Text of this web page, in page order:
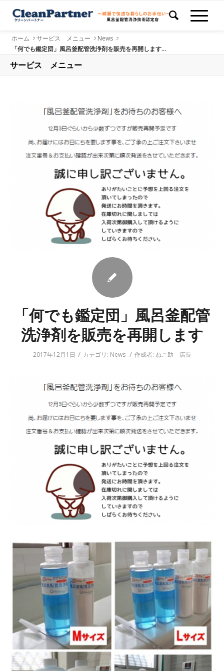
ホーム >サービス メニュー > News >
「何でも鑑定団」風呂釜配管洗浄剤を販売を再開します...
サービス メニュー
「何でも鑑定団」風呂釜配管
洗浄剤を販売を再開します
2017年12月1日 / カテゴリ: News / 作成者: ねこ助 店長